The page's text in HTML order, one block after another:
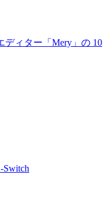
ディター「Mery」の 10